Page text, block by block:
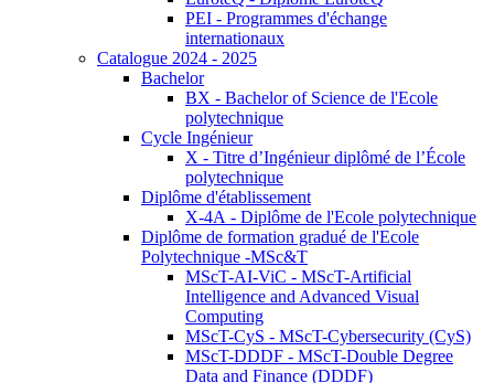
PEI - Programmes d'échange
internationaux
Catalogue 2024 - 2025
Bachelor
BX - Bachelor of Science de l'Ecole
polytechnique
Cycle Ingénieur
X - Titre d’Ingénieur diplômé de l’École
polytechnique
Diplôme d'établissement
X-4A - Diplôme de l'Ecole polytechnique
Diplôme de formation gradué de l'Ecole
Polytechnique -MSc&T
MScT-AI-ViC - MScT-Artificial
Intelligence and Advanced Visual
Computing
MScT-CyS - MScT-Cybersecurity (CyS)
MScT-DDDF - MScT-Double Degree
Data and Finance (DDDF)